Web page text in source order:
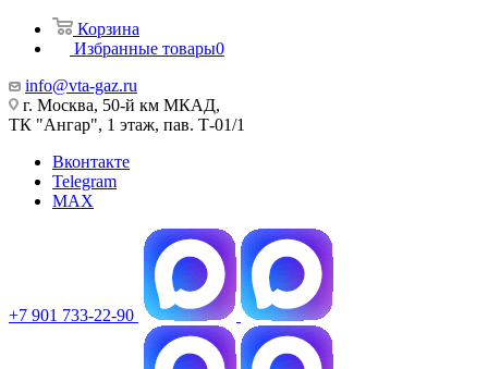
Корзина
Избранные товары0
info@vta-gaz.ru
г. Москва, 50-й км МКАД,
ТК "Ангар", 1 этаж, пав. Т-01/1
Вконтакте
Telegram
MAX
+7 901 733-22-90